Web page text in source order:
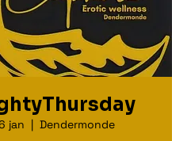
jan
  |
Dendermonde